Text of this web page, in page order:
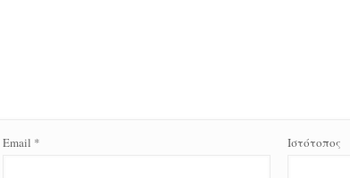
Email * Ιστότοπος